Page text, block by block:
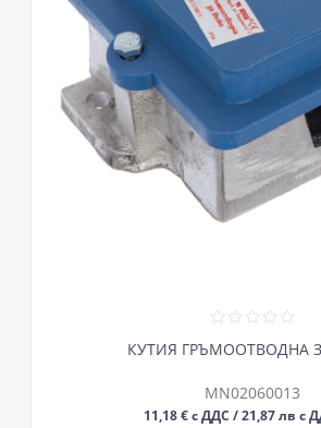
КУТИЯ ГРЪМООТВОДНА
MN02060013
11,18 € с ДДС / 21,87 лв с